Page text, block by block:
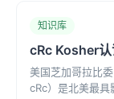
知识库
cRc Kosher
美国芝加哥拉比
cRc）是北美最具